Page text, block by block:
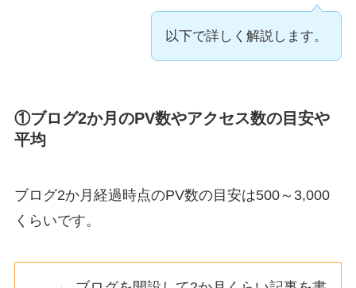
以下で詳しく解説します。
①ブログ2か月のPV数やアクセス数の目安や
平均
ブログ2か月経過時点のPV数の目安は500～3,000
くらいです。